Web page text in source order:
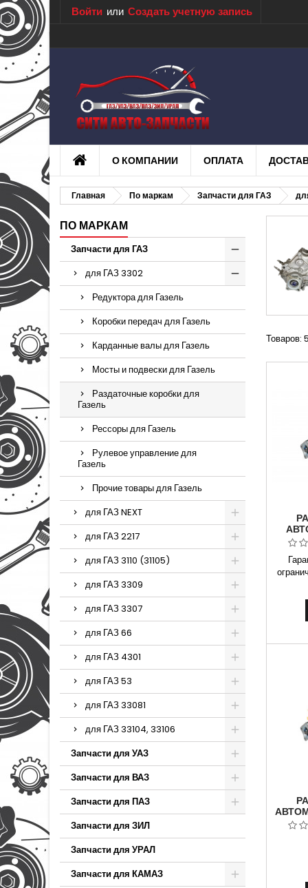
Войти или Создать учетную запись
О КОМПАНИИ ОПЛАТА
Главная По маркам Запчасти для ГАЗ
ПО МАРКАМ
Запчасти для ГАЗ
для ГАЗ 3302
Редуктора для Газель
Коробки передач для Газель
Карданные валы для Газель
Мосты и подвески для Газель
Раздаточные коробки для
Газель
Рессоры для Газель
Рулевое управление для
Газель
Прочие товары для Газель
для ГАЗ NEXT
для ГАЗ 2217
для ГАЗ 3110 (31105)
для ГАЗ 3309
для ГАЗ 3307
для ГАЗ 66
для ГАЗ 4301
для ГАЗ 53
для ГАЗ 33081
для ГАЗ 33104, 33106
Запчасти для УАЗ
Запчасти для ВАЗ
Запчасти для ПАЗ
Запчасти для ЗИЛ
Запчасти для УРАЛ
Запчасти для КАМАЗ
Товаров:
на
ГАЗ-
Не